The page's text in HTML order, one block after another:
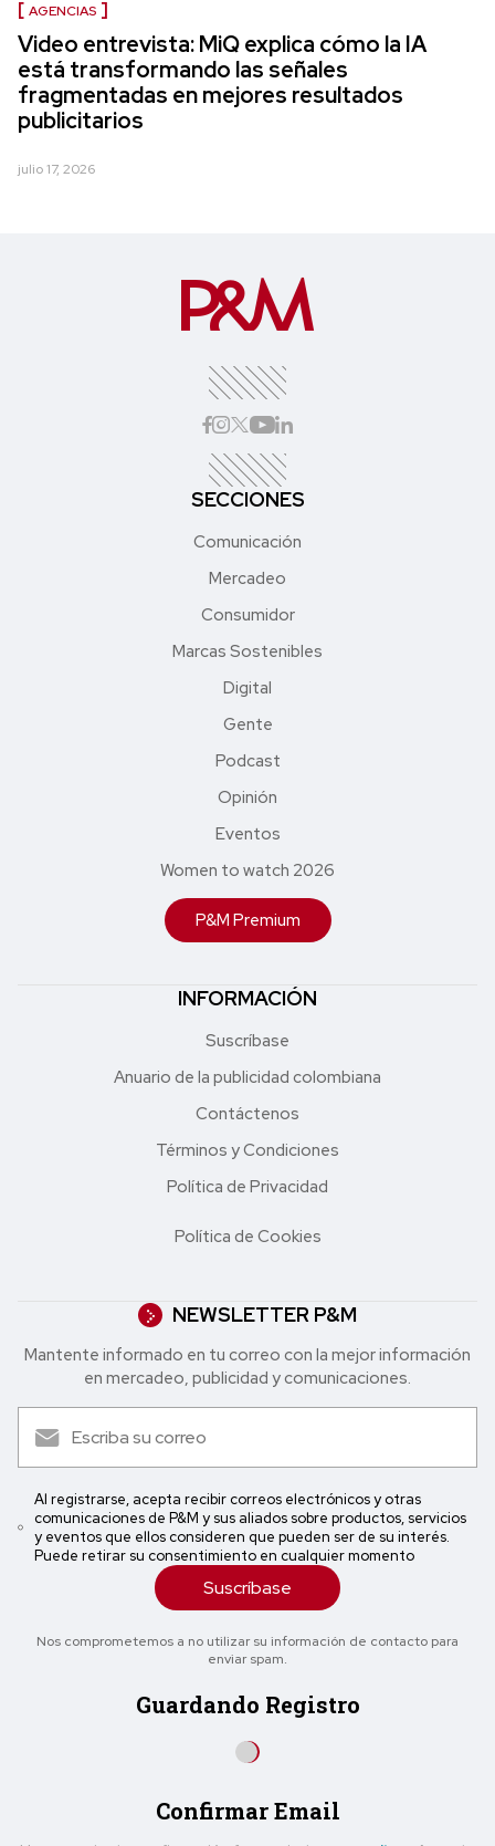
AGENCIAS
Video entrevista: MiQ explica cómo la IA
está transformando las señales
fragmentadas en mejores resultados
publicitarios
julio 17, 2026
SECCIONES
Comunicación
Mercadeo
Consumidor
Marcas Sostenibles
Digital
Gente
Podcast
Opinión
Eventos
Women to watch 2026
P&M Premium
INFORMACIÓN
Suscríbase
Anuario de la publicidad colombiana
Contáctenos
Términos y Condiciones
Política de Privacidad
Política de Cookies
NEWSLETTER P&M
Mantente informado en tu correo con la mejor in formación
en mercadeo, publicidad y comunicaciones.
Al registrarse, acepta recibir correos electrónicos y otras
comunicaciones de P&M y sus aliados sobre productos, servicios
y eventos que ellos consideren que pueden ser de su interés.
Puede retirar su consentimiento en cualquier momento
Suscríbase
Nos comprometemos a no utilizar su información de contacto para
enviar spam.
Guardando Registro
Confirmar Email